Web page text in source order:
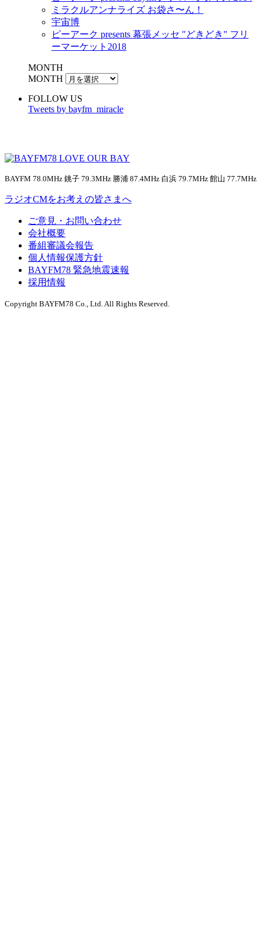
ミラクルアンナライズ お袋さ〜ん！
宇宙博
ピーアーク presents 幕張メッセ "どきどき" フリ
ーマーケット2018
MONTH
MONTH
FOLLOW US
Tweets by bayfm_miracle
BAYFM 78.0MHz 銚子 79.3MHz 勝浦 87.4MHz 白浜 79.7MHz 館山 77.7MHz
ラジオCMをお考えの皆さまへ
ご意見・お問い合わせ
会社概要
番組審議会報告
個人情報保護方針
BAYFM78 緊急地震速報
採用情報
Copyright BAYFM78 Co., Ltd. All Rights Reserved.